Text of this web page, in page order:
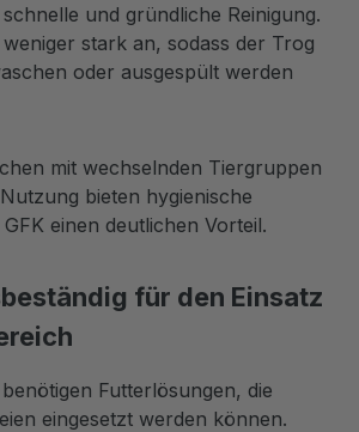
und gründliche Reinigung.
stark an, sodass der Trog
oder ausgespült werden
mit wechselnden Tiergruppen
bieten hygienische
einen deutlichen Vorteil.
für den Einsatz
Futterlösungen, die
eingesetzt werden können.